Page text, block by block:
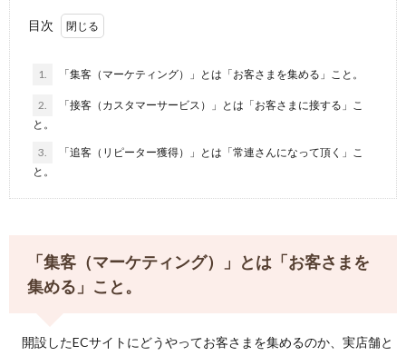
目次
1. 「集客（マーケティング）」とは「お客さまを集める」こと。
2.
「接客（カスタマーサービス）」とは「お客さまに接する」こ
と。
3.
「追客（リピーター獲得）」とは「常連さんになって頂く」こ
と。
「集客（マーケティング）」とは「お客さまを
集める」こと。
開設したECサイトにどうやってお客さまを集めるのか、実店舗と